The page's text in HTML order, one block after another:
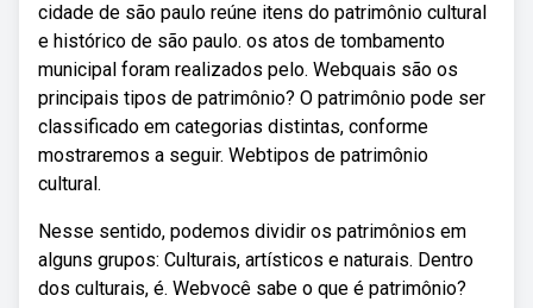
cidade de são paulo reúne itens do patrimônio cultural
e histórico de são paulo. os atos de tombamento
municipal foram realizados pelo. Webquais são os
principais tipos de patrimônio? O patrimônio pode ser
classificado em categorias distintas, conforme
mostraremos a seguir. Webtipos de patrimônio
cultural.
Nesse sentido, podemos dividir os patrimônios em
alguns grupos: Culturais, artísticos e naturais. Dentro
dos culturais, é. Webvocê sabe o que é patrimônio?